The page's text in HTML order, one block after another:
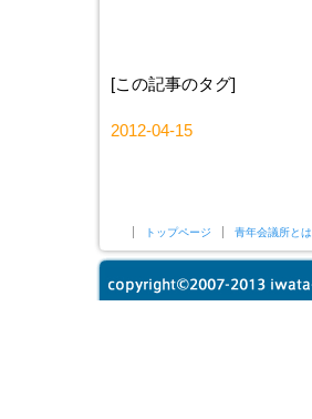
[この記事のタグ]
2012-04-15
トップページ 青年会議所とは